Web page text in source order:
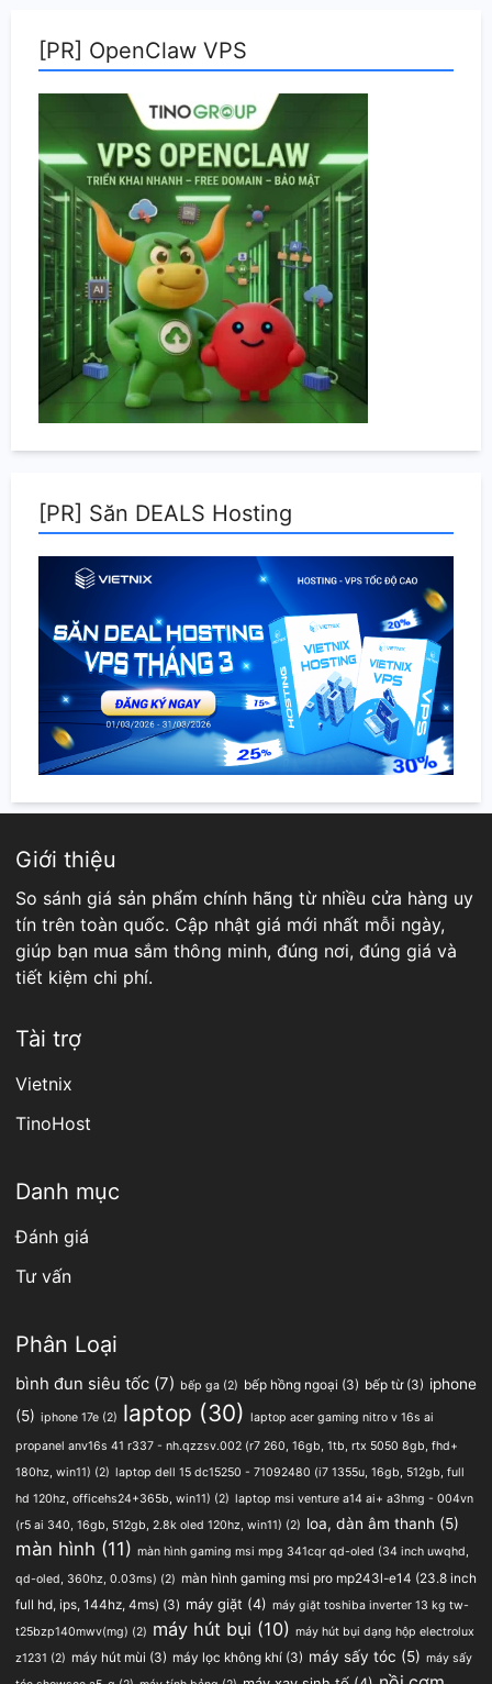
[PR] OpenClaw VPS
[PR] Săn DEALS Hosting
Giới thiệu
So sánh giá sản phẩm chính hãng từ nhiều cửa hàng uy
tín trên toàn quốc. Cập nhật giá mới nhất mỗi ngày,
giúp bạn mua sắm thông minh, đúng nơi, đúng giá và
tiết kiệm chi phí.
Tài trợ
Vietnix
TinoHost
Danh mục
Đánh giá
Tư vấn
Phân Loại
bình đun siêu tốc (7) bếp ga (2) bếp hồng ngoại (3) bếp từ(3) iphone
(5) iphone 17e (2) laptop (30) laptop acer gaming nitro v 16s ai
propanel anv16s 41 r337 - nh.qzzsv.002 (r7 260, 16gb, 1tb, rtx 5050 8gb, fhd+
180hz, win11) (2) laptop dell 15 dc15250 - 71092480 (i7 1355u, 16gb, 512gb, full
hd 120hz, officehs24+365b, win11) (2) laptop msi venture a14 ai+ a3hmg - 004vn
(r5 ai 340, 16gb, 512gb, 2.8k oled 120hz, win11) (2) loa, dàn âm thanh (5)
màn hình (11) màn hình gaming msi mpg 341cqr qd-oled (34 inch uwqhd,
qd-oled, 360hz, 0.03ms) (2) màn hình gaming msi pro mp243l-e14 (23.8 inch
full hd, ips, 144hz, 4ms) (3) máy giặt (4) máy giặt toshiba inverter 13 kg tw-
t25bzp140mwv(mg) (2) máy hút bụi (10) máy hút bụi dạng hộp electrolux
z1231 (2) máy hút mùi (3) máy lọc không khí (3) máy sấy tóc (5) máy sấy